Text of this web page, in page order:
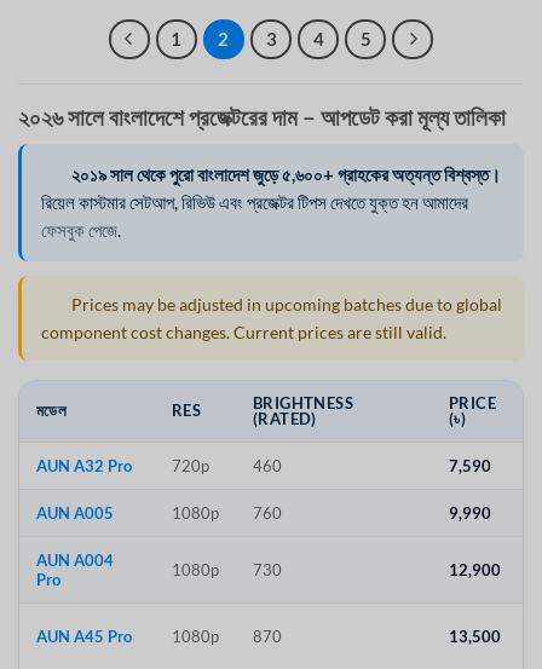
1 2 3 4 5
২০২৬ সালে বাংলাদেশে প্রজেক্টরের দাম – আপডেট করা মূল্য তালিকা
২০১৯ সাল থেকে পুরো বাংলাদেশ জুড়ে ৫,৬০০+ গ্রাহকের অত্যন্ত বিশ্বস্ত।
রিয়েল কাস্টমার সেটআপ, রিভিউ এবং প্রজেক্টর টিপস দেখতে যুক্ত হন আমাদের
ফেসবুক পেজে.
Prices may be adjusted in upcoming batches due to global
component cost changes. Current prices are still valid.
মডেল RES
BRIGHTNESS
(RATED)
PRICE
(৳)
AUN A32 Pro 720p 460 7,590
AUN A005 1080p 760 9,990
AUN A004
Pro
1080p 730 12,900
AUN A45 Pro 1080p 870 13,500